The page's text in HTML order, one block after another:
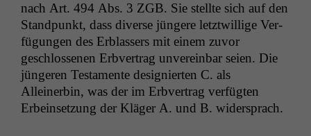
nach Art. 494 Abs. 3 ZGB. Sie stellte sich auf den
Stand­punkt, dass diverse jün­gere let­ztwillige Ver­
fü­gun­gen des Erblassers mit einem zuvor
geschlosse­nen Erb­ver­trag unvere­in­bar seien. Die
jün­geren Tes­ta­mente desig­nierten C. als
Alleinerbin, was der im Erb­ver­trag ver­fügten
Erbein­set­zung der Kläger A. und B. widersprach.